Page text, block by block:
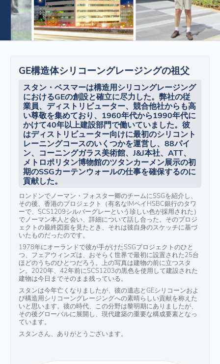
GE構造体シリコーングレージングの祖父
スタン・ベスマーは構造用シリコングレージング
におけるGEの創設と確立に尽力した。弊社の従
業員、ディストリビューター、競合他社からも高
い尊敬を集めており、1960年代から1990年代に
かけて40年以上建設部門で働いていました。彼
はディストリビューター向けに最初のシリコント
レーニングコースのいくつかを運営し、88パイ
ン、コーニングガラス美術館、J&J本社、ATT、
メトロポリタン博物館のツタンカーメン展示の初
期のSSGカーテンウォールの仕事を確保するのに
貢献した。
ロンドンでノーマン・フォスター卿のチームにSSGを紹介し、
その後、香港のプロジェクト（有名なIMペイHSBC銀行のタワ
ーで、SCS1209シルバーグレーという珍しい色が採用された）
でノーマン本人と会い、詳細について話し合った。そのプロジ
ェクトの最終図面を見たとき、それは彼自身のスケッチに基づ
いたものだったのです。
1978年にオーランドで彼が手がけたSSGプロジェクトのひと
つ、フェアウィンズは、おそらく世界で最初に設置された25台
ほどのうちのひとつだろう。上の写真は建物の前に立つスタ
ン。2020年、42年前にSCS1203の黒色を使用して建設された
建物は今日までそのまま残っている。
スタンは今年亡くなりましたが、彼の遺志とGEシリコーンおよ
び構造用シリコーングレージングへの素晴らしい貢献を称えた
いと思います。彼の時代、この分野は黎明期にありましたが、
その後グローバルに展開し、現代建築の重要な構成要素となっ
ています。
スタンさん、ありがとうございます。